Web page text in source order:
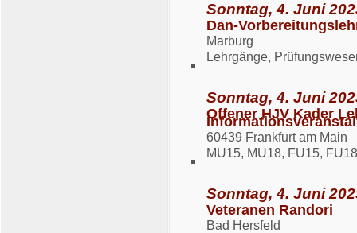
Sonntag, 4. Juni
Dan-
Marburg
Lehrgänge,
Sonntag, 4. Juni
Offener HJV Kader
60439 Frankfurt am Main
MU15, MU18, FU15,
Sonntag, 4. Juni
Veteranen Randori
Bad Hersfeld